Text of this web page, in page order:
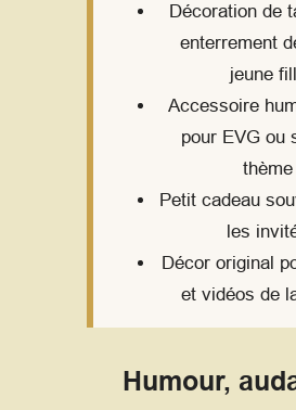
Décoration de
enterrement
jeune
Accessoire
pour EVG ou
thème
Petit cadeau
les
Décor original
et vidéos de
Humour,